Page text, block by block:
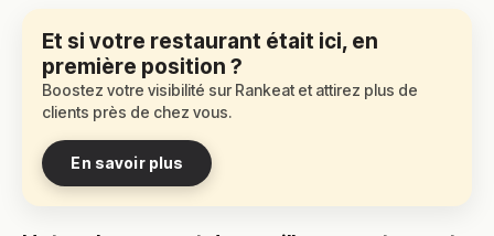
Et si votre restaurant était ici, en
première position ?
Boostez votre visibilité sur Rankeat et attirez plus de
clients près de chez vous.
En savoir plus